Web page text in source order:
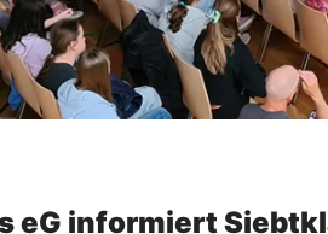
eG informiert